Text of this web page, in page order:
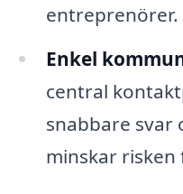
entreprenörer.
Enkel
central
snabbare svar
minskar